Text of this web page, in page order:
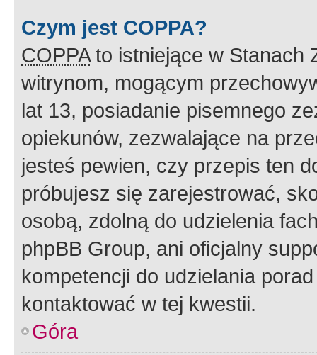
Czym jest COPPA?
COPPAto istniejące w Stanach
witrynom, mogącym
lat 13, posiadanie pisemnego
opiekunów, zezwalające na
jesteś pewien, czy przepis ten
próbujesz się zarejestrować,
osobą, zdolną do udzielenia
phpBB Group, ani oficjalny
kompetencji do udzielania
kontaktować w tej kwestii.
Góra